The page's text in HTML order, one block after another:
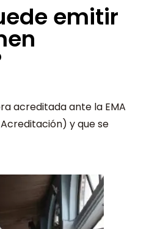
emitir
acreditada ante la EMA
y que se